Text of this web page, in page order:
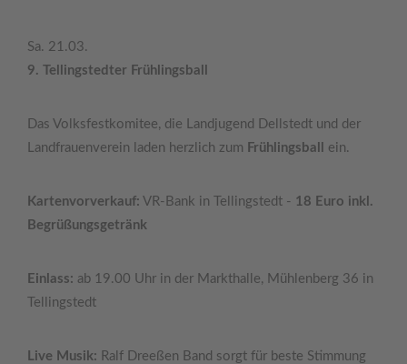
Sa. 21.03.
9. Tellingstedter Frühlingsball
Das Volksfestkomitee, die Landjugend Dellstedt und der
Landfrauenverein laden herzlich zum Frühlingsball ein.
Kartenvorverkauf: VR-Bank in Tellingstedt - 18 Euro inkl.
Begrüßungsgetränk
Einlass: ab 19.00 Uhr in der Markthalle, Mühlenberg 36 in
Tellingstedt
Live Musik: Ralf Dreeßen Band sorgt für beste Stimmung